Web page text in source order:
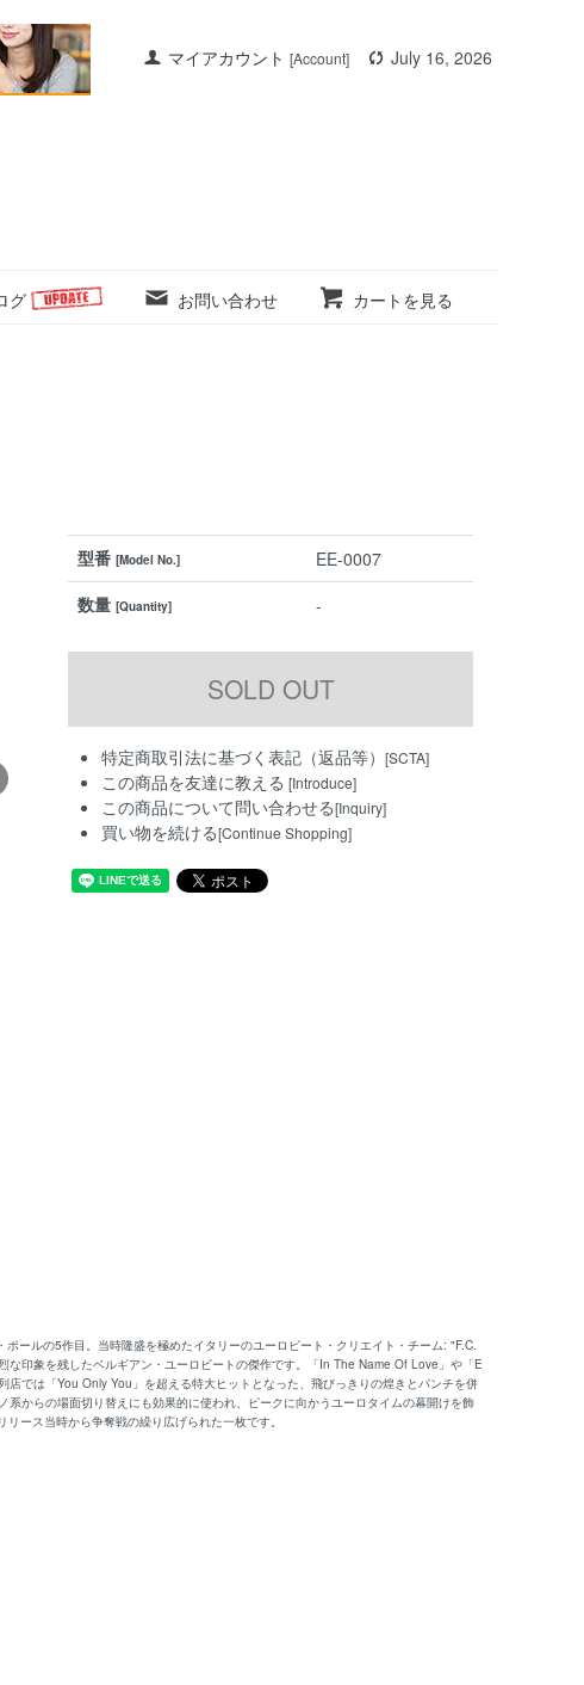
マイアカウント [Account] July 16, 2026
グ お問い合わせ カートを見る
型番[Model No.]
EE-0007
数量[Quantity] -
特定商取引法に基づく表記（返品等）[SCTA]
この商品を友達に教える [Introduce]
この商品について問い合わせる[Inquiry]
買い物を続ける[Continue Shopping]
ールの5作目。当時隆盛を極めたイタリーのユーロビート・クリエイト・チーム: "F.C.
印象を残したベルギアン・ユーロビートの傑作です。「In The Name Of Love」や「E
では「You Only You」を超える特大ヒットとなった、飛びっきりの煌きとパンチを併
からの場面切り替えにも効果的に使われ、ピークに向かうユーロタイムの幕開けを飾
ース当時から争奪戦の繰り広げられた一枚です。